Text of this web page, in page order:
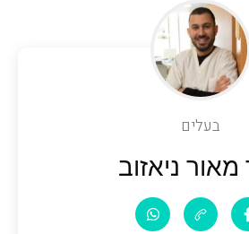
בעלים
ניאזוב